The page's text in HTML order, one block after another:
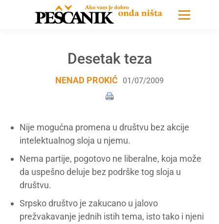
Desetak teza
NENAD PROKIĆ 01/07/2009
Nije mogućna promena u društvu bez akcije
intelektualnog sloja u njemu.
Nema partije, pogotovo ne liberalne, koja može
da uspešno deluje bez podrške tog sloja u
društvu.
Srpsko društvo je zakucano u jalovo
prežvakavanje jednih istih tema, isto tako i njeni